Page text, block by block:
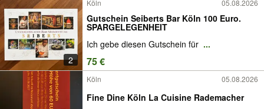
2
Köln 05.08.2026
Gutschein Seiberts Bar Köln 100 Euro.
SPARGELEGENHEIT
Ich gebe diesen Gutschein für ...
75 €
Köln 05.08.2026
Fine Dine Köln La Cuisine Rademacher